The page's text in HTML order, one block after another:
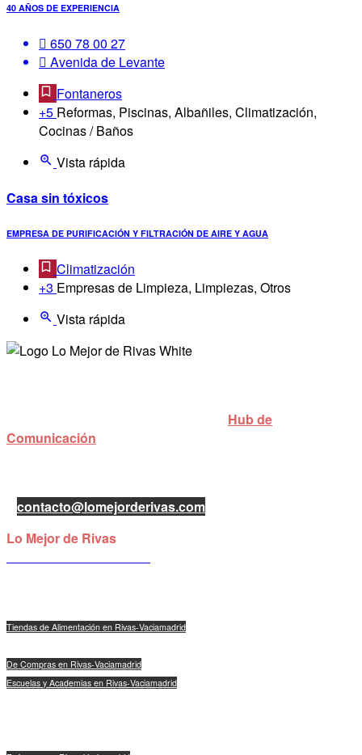
40 AÑOS DE EXPERIENCIA
650 78 00 27
Avenida de Levante
Fontaneros
+5 Reformas, Piscinas, Albañiles, Climatización,
Cocinas / Baños
Vista rápida
Casa sin tóxicos
EMPRESA DE PURIFICACIÓN Y FILTRACIÓN DE AIRE Y AGUA
Climatización
+3 Empresas de Limpieza, Limpiezas, Otros
Vista rápida
Hub de
Comunicación
contacto@lomejorderivas.com
Lo Mejor de Rivas
Tiendas de Alimentación en Rivas-Vaciamadrid
De Compras en Rivas-Vaciamadrid
Escuelas y Academias en Rivas-Vaciamadrid